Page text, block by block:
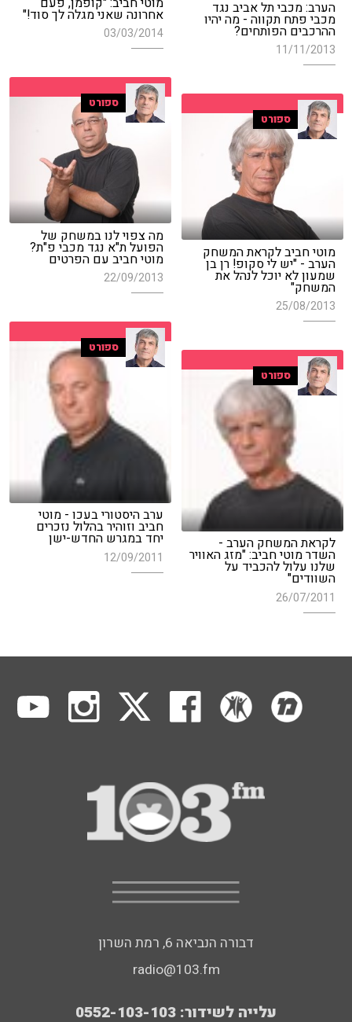
אחרונה שאני מגלה לך סוד!"
03/03/2014
הערב: מכבי תל אביב נגד
מכבי פתח תקווה - מה יהיו
ההרכבים הפותחים?
11/11/2013
ספורט
מה צפוי לנו במשחק של
הפועל ת"א נגד מכבי פ"ת?
מוטי חביב עם הפרטים
22/09/2013
ספורט
מוטי חביב לקראת המשחק
הערב - "יש לי סקופ! רן בן
שמעון לא יוכל לנהל את
המשחק"
25/08/2013
ספורט
ערב היסטורי בעכו - מוטי
חביב וזוהיר בהלול נזכרים
יחד במגרש החדש-ישן
12/09/2011
ספורט
לקראת המשחק הערב -
השדר מוטי חביב: "מזג האוויר
שלנו עלול להכביד על
השוודים"
26/07/2011
דבורה הנביאה 6, רמת השרון
radio@103.fm
עלייה לשידור: 0552-103-103